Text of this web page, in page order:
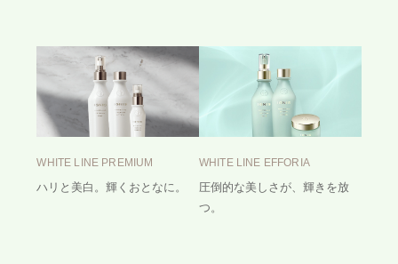
WHITE LINE PREMIUM
ハリと美白。輝くおとなに。
WHITE LINE EFFORIA
圧倒的な美しさが、輝きを放
つ。